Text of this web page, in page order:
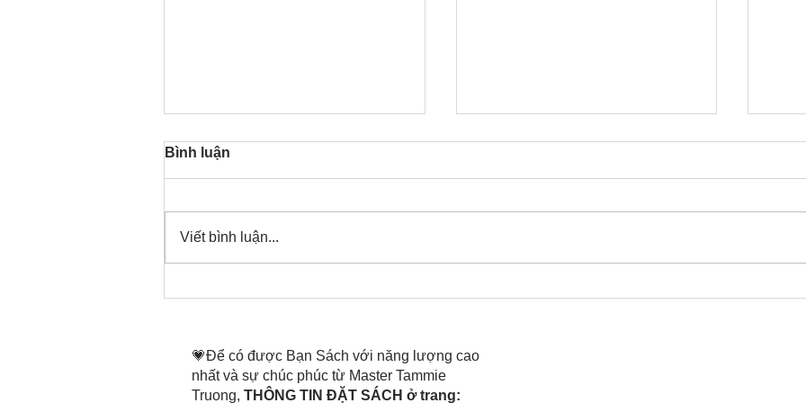
Bình luận
Viết bình luận...
💗Để có được Bạn Sách với năng lượng cao
nhất và sự chúc phúc từ Master Tammie
Truong, THÔNG TIN ĐẶT SÁCH ở trang: